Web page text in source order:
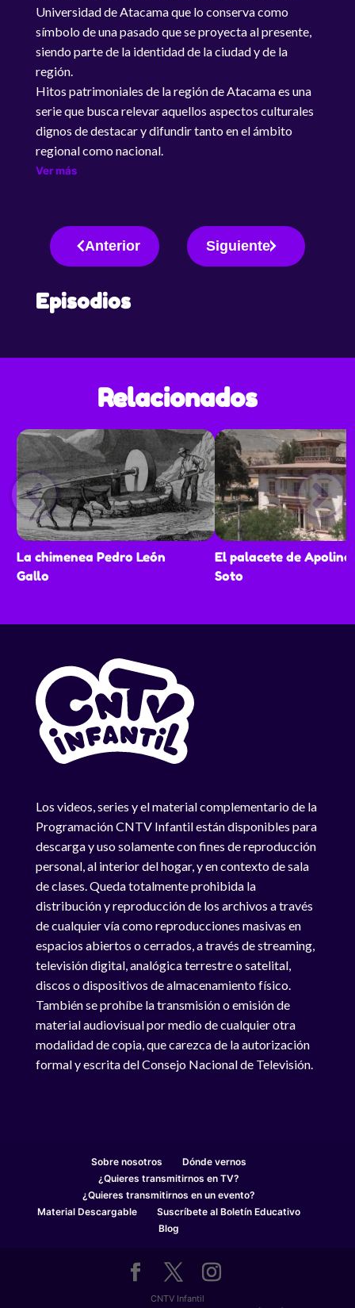
Universidad de Atacama que lo conserva como
símbolo de una pasado que se proyecta al presente,
siendo parte de la identidad de la ciudad y de la
región.
Hitos patrimoniales de la región de Atacama es una
serie que busca relevar aquellos aspectos culturales
dignos de destacar y difundir tanto en el ámbito
regional como nacional.
Ver más
Anterior Siguiente
Episodios
Relacionados
La chimenea Pedro León
Gallo
El palacete de
Soto
Los videos, series y el material complementario de la
Programación CNTV Infantil están disponibles para
descarga y uso solamente con fines de reproducción
personal, al interior del hogar, y en contexto de sala
de clases. Queda totalmente prohibida la
distribución y reproducción de los archivos a través
de cualquier vía como reproducciones masivas en
espacios abiertos o cerrados, a través de streaming,
televisión digital, analógica terrestre o satelital,
discos o dispositivos de almacenamiento físico.
También se prohíbe la transmisión o emisión de
material audiovisual por medio de cualquier otra
modalidad de copia, que carezca de la autorización
formal y escrita del Consejo Nacional de Televisión.
Sobre nosotros
Dónde vernos
¿Quieres transmitirnos en TV?
¿Quieres transmitirnos en un evento?
Material Descargable
Suscríbete al Boletín Educativo
Blog
CNTV Infantil